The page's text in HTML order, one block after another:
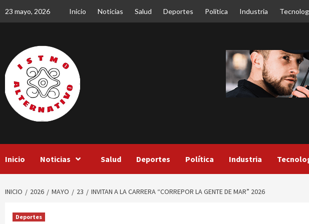
23 mayo, 2026 Inicio Noticias Salud Deportes Política Industria
Inicio Noticias Salud Deportes Política Industria
INICIO 2026 MAYO 23 INVITAN A LA CARRERA “CORREPOR LA GENTE DE MAR” 2026
Deportes